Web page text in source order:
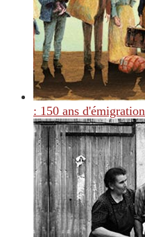
: 150 ans d'émigration